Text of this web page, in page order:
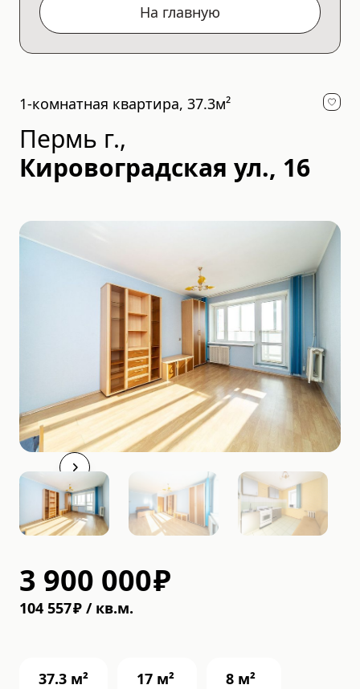
На главную
1-комнатная квартира, 37.3м²
Пермь г.,
Кировоградская ул., 16
3 900 000₽
104 557₽ / кв.м.
37.3 м² 17 м² 8 м²